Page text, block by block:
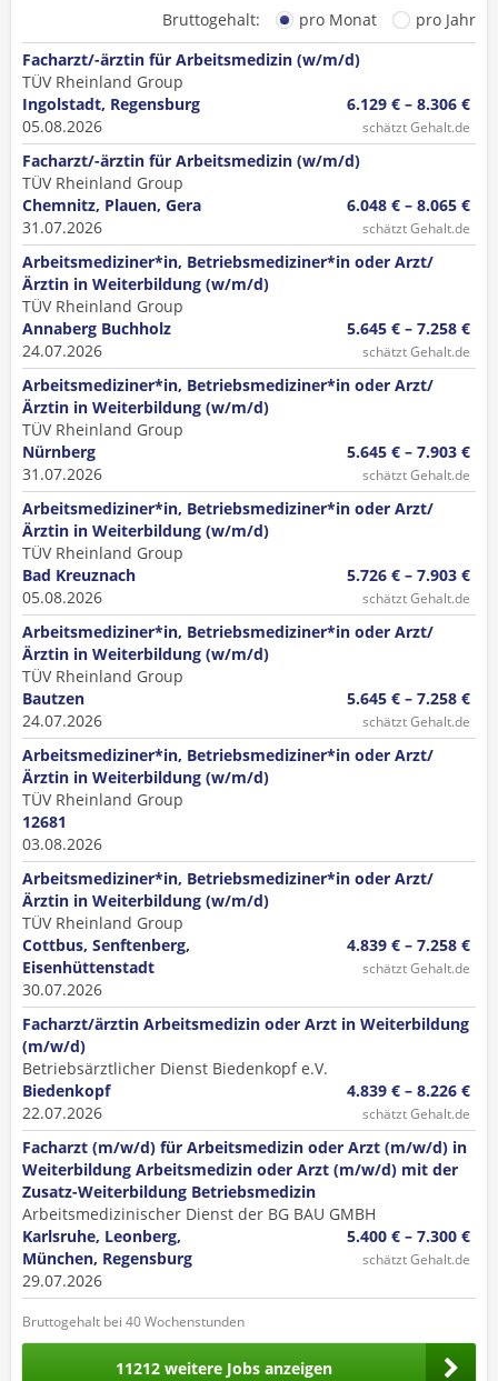
Bruttogehalt: pro Monat
pro Jahr
Facharzt/-ärztin für Arbeitsmedizin (w/m/d)
TÜV Rheinland Group
Ingolstadt, Regensburg
05.08.2026
6.129 € – 8.306 €
schätzt Gehalt.de
Facharzt/-ärztin für Arbeitsmedizin (w/m/d)
TÜV Rheinland Group
Chemnitz, Plauen, Gera
31.07.2026
6.048 € – 8.065 €
schätzt Gehalt.de
Arbeitsmediziner*in, Betriebsmediziner*in oder Arzt/
Ärztin in Weiterbildung (w/m/d)
TÜV Rheinland Group
Annaberg Buchholz
24.07.2026
5.645 € – 7.258 €
schätzt Gehalt.de
Arbeitsmediziner*in, Betriebsmediziner*in oder Arzt/
Ärztin in Weiterbildung (w/m/d)
TÜV Rheinland Group
Nürnberg
31.07.2026
5.645 € – 7.903 €
schätzt Gehalt.de
Arbeitsmediziner*in, Betriebsmediziner*in oder Arzt/
Ärztin in Weiterbildung (w/m/d)
TÜV Rheinland Group
Bad Kreuznach
05.08.2026
5.726 € – 7.903 €
schätzt Gehalt.de
Arbeitsmediziner*in, Betriebsmediziner*in oder Arzt/
Ärztin in Weiterbildung (w/m/d)
TÜV Rheinland Group
Bautzen
24.07.2026
5.645 € – 7.258 €
schätzt Gehalt.de
Arbeitsmediziner*in, Betriebsmediziner*in oder Arzt/
Ärztin in Weiterbildung (w/m/d)
TÜV Rheinland Group
12681
03.08.2026
Arbeitsmediziner*in, Betriebsmediziner*in oder Arzt/
Ärztin in Weiterbildung (w/m/d)
TÜV Rheinland Group
Cottbus, Senftenberg,
Eisenhüttenstadt
30.07.2026
4.839 € – 7.258 €
schätzt Gehalt.de
Facharzt/ärztin Arbeitsmedizin oder Arzt in Weiterbildung
(m/w/d)
Betriebsärztlicher Dienst Biedenkopf e.V.
Biedenkopf
22.07.2026
4.839 € – 8.226 €
schätzt Gehalt.de
Facharzt (m/w/d) für Arbeitsmedizin oder Arzt (m/w/d) in
Weiterbildung Arbeitsmedizin oder Arzt (m/w/d) mit der
Zusatz-Weiterbildung Betriebsmedizin
Arbeitsmedizinischer Dienst der BG BAU GMBH
Karlsruhe, Leonberg,
München, Regensburg
29.07.2026
5.400 € – 7.300 €
schätzt Gehalt.de
Bruttogehalt bei 40 Wochenstunden
11212 weitere Jobs anzeigen